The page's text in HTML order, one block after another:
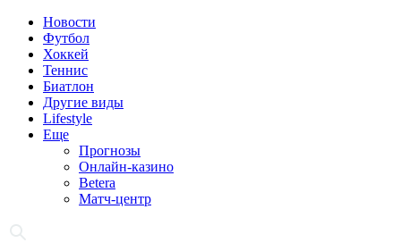
Новости
Футбол
Хоккей
Теннис
Биатлон
Другие виды
Lifestyle
Еще
Прогнозы
Онлайн-казино
Betera
Матч-центр